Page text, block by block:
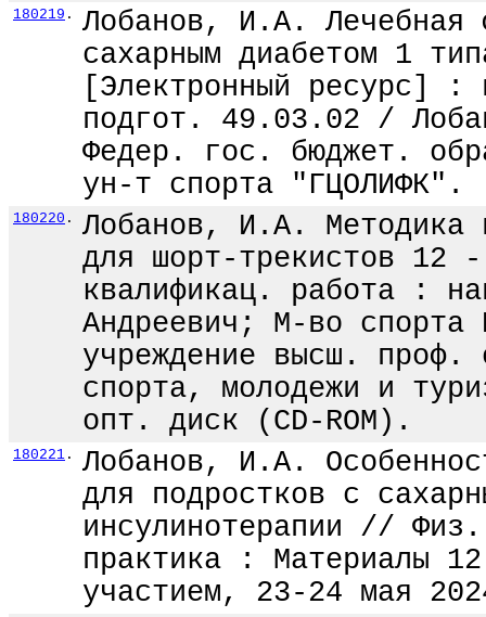
180219 .
Лобанов, И.А. Лечебная
сахарным диабетом 1
[Электронный ресурс]
подгот. 49.03.02 /
Федер. гос. бюджет.
ун-т спорта
180220 .
Лобанов, И.А. Методика
для шорт-трекистов
квалификац. работа :
Андреевич; М-во
учреждение высш.
спорта, молодежи и
опт. диск (CD-ROM).
180221 .
Лобанов, И.А.
для подростков с
инсулинотерапии //
практика : Материалы
участием, 23-24 мая